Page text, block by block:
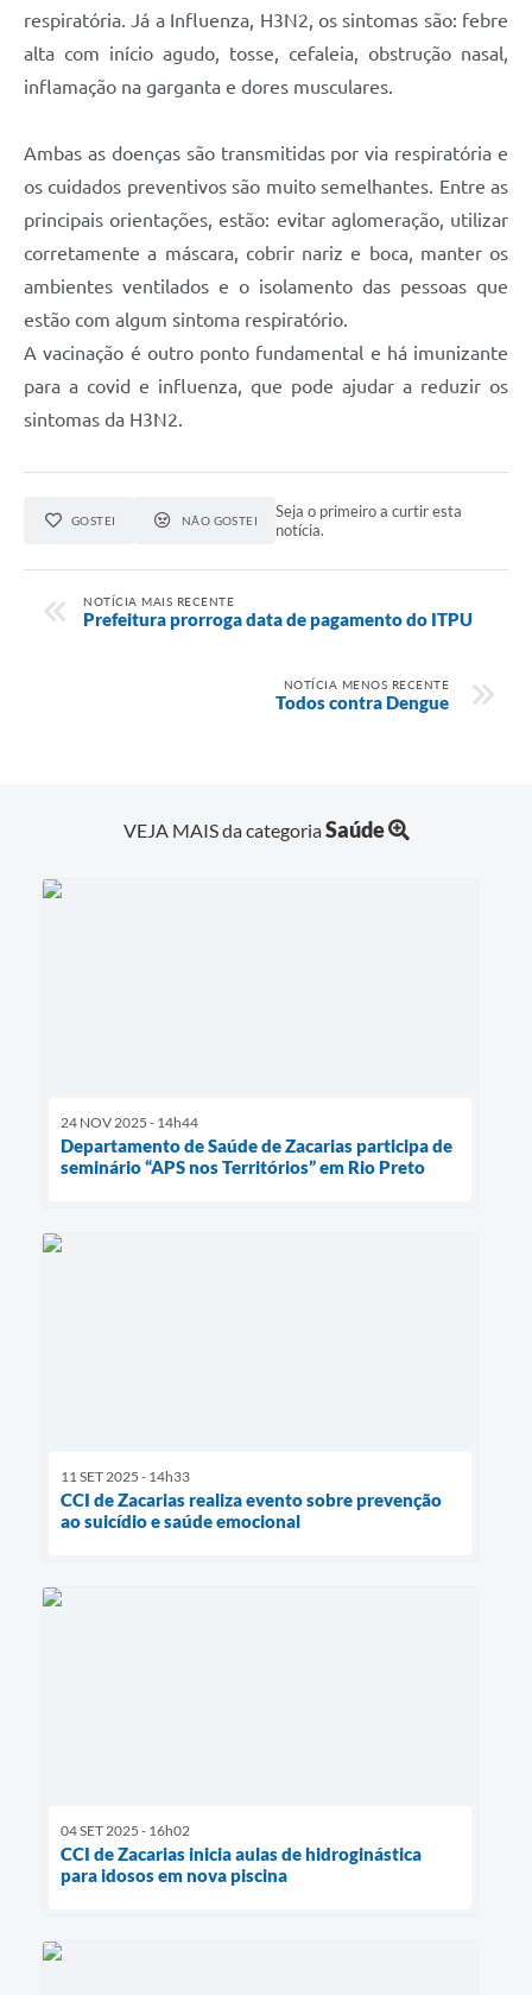
respiratória. Já a Influenza, H3N2, os sintomas são: febre
alta com início agudo, tosse, cefaleia, obstrução nasal,
inflamação na garganta e dores musculares.
Ambas as doenças são transmitidas por via respiratória e
os cuidados preventivos são muito semelhantes. Entre as
principais orientações, estão: evitar aglomeração, utilizar
corretamente a máscara, cobrir nariz e boca, manter os
ambientes ventilados e o isolamento das pessoas que
estão com algum sintoma respiratório.
A vacinação é outro ponto fundamental e há imunizante
para a covid e influenza, que pode ajudar a reduzir os
sintomas da H3N2.
GOSTEI NÃO GOSTEI
Seja o primeiro a curtir esta
notícia.
NOTÍCIA MAIS RECENTE
Prefeitura prorroga data de pagamento do ITPU
NOTÍCIA MENOS RECENTE
Todos contra Dengue
VEJA MAIS da categoriaSaúde
24 NOV 2025 - 14h44
Departamento de Saúde de Zacarias participa de
seminário “APS nos Territórios” em Rio Preto
11 SET 2025 - 14h33
CCI de Zacarias realiza evento sobre prevenção
ao suicídio e saúde emocional
04 SET 2025 - 16h02
CCI de Zacarias inicia aulas de hidroginástica
para idosos em nova piscina